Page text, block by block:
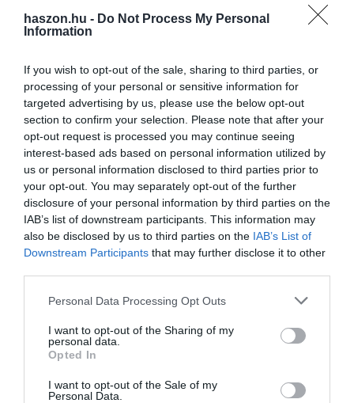
haszon.hu - Do Not Process My Personal
Information
If you wish to opt-out of the sale, sharing to third parties, or
processing of your personal or sensitive information for
targeted advertising by us, please use the below opt-out
section to confirm your selection. Please note that after your
opt-out request is processed you may continue seeing
interest-based ads based on personal information utilized by
us or personal information disclosed to third parties prior to
your opt-out. You may separately opt-out of the further
disclosure of your personal information by third parties on the
IAB’s list of downstream participants. This information may
also be disclosed by us to third parties on the IAB’s List of
Downstream Participants that may further disclose it to other
Please note that this website/app uses one or more Google
not limited to your visit or usage behaviour. You may click to
grant or deny consent to Google and its third-party tags to
use your data for below specified purposes in below Google
consent section.
Personal Data Processing Opt Outs
I want to opt-out of the Sharing of my
personal data.
Opted In
I want to opt-out of the Sale of my
Personal Data.
Olvasd el ezt is!
Ezek most a legolcsóbb új autók Magyarországon
Ezt tudja majd a legolcsóbb elektromos
Volkswagen
Ennyit csökken az e-autók hatótávja hidegben
autó új autó dacia e-autó renault